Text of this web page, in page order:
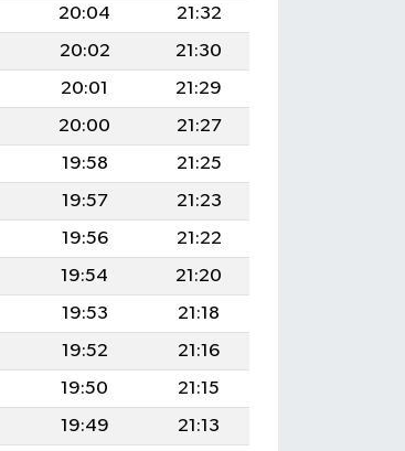
20:04
21:32
20:02
21:30
20:01
21:29
20:00
21:27
19:58
21:25
19:57
21:23
19:56
21:22
19:54
21:20
19:53
21:18
19:52
21:16
19:50
21:15
19:49
21:13